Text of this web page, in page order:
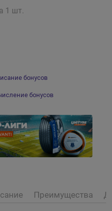
1 шт.
бонусов
бонусов
Преимущества